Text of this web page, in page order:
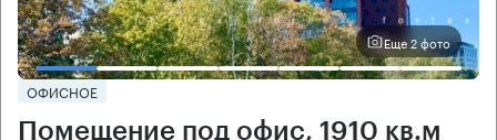
Еще 2 фото
ОФИСНОЕ
Помещение под офис, 1910 кв.м